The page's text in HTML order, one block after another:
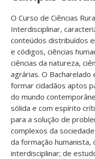
O Curso de Ciências
Interdisciplinar,
conteúdos distribuídos
e códigos, ciências
ciências da natureza,
agrárias. O Bacharelado
formar cidadãos aptos
do mundo
sólida e com espírito
para a solução de
complexos da
da formação humanista,
interdisciplinar; de